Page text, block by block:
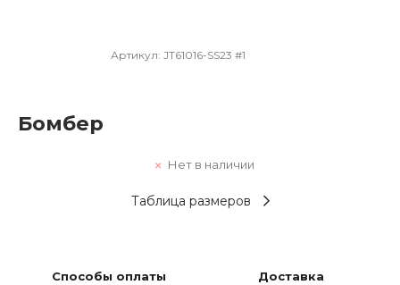
Артикул: JT61016-SS23 #1
Бомбер
Нет в наличии
Таблица размеров
Способы оплаты Доставка